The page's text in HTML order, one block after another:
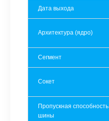
Дата выхода
Архитектура (ядро)
Сегмент
Сокет
Пропускная способность
шины